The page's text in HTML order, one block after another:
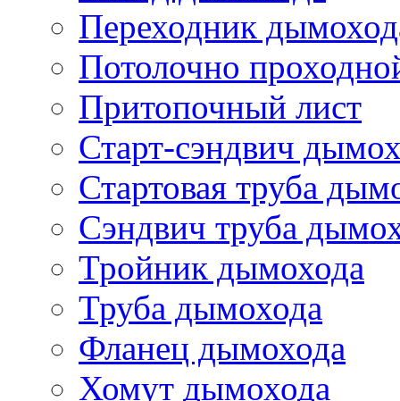
Переходник
Потолочно
Притопочный лист
Старт-сэндвич
Стартовая труба
Сэндвич труба
Тройник дымохода
Труба дымохода
Фланец дымохода
Хомут дымохода